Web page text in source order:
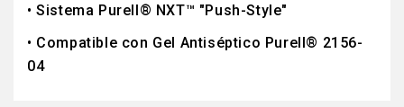
• Sistema Purell® NXT™ "Push-Style"
• Compatible con Gel Antiséptico Purell® 2156-
04